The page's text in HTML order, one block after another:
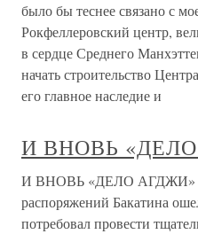
было бы теснее связано с
Рокфеллеровский центр,
в сердце Среднего
начать строительство
его главное наследие и
И ВНОВЬ
И ВНОВЬ «ДЕЛО АГДЖИ»
распоряжений Бакатина
потребовал провести